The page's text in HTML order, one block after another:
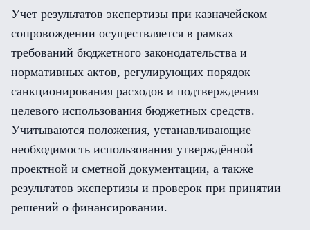
Учет результатов экспертизы при казначейском
сопровождении осуществляется в рамках
требований бюджетного законодательства и
нормативных актов, регулирующих порядок
санкционирования расходов и подтверждения
целевого использования бюджетных средств.
Учитываются положения, устанавливающие
необходимость использования утверждённой
проектной и сметной документации, а также
результатов экспертизы и проверок при принятии
решений о финансировании.